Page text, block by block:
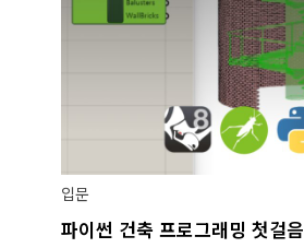
입문
파이썬 건축 프로그래밍 첫걸음